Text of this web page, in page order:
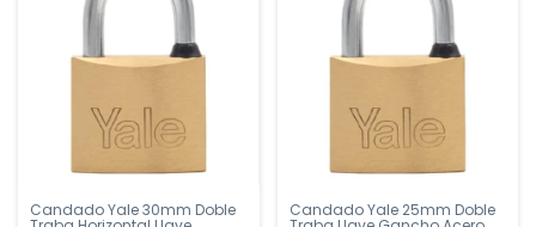
Candado Yale 30mm Doble Candado Yale 25mm Doble